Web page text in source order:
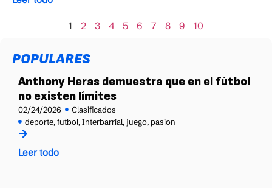
1 2 3 4 5 6 7 8 9 10
POPULARES
Anthony Heras demuestra que en el fútbol
no existen límites
02/24/2026
Clasificados
deporte,futbol,Interbarrial, juego, pasion
Leer todo